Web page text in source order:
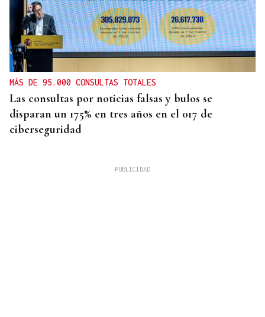
MÁS DE 95.000 CONSULTAS TOTALES
Las consultas por noticias falsas y bulos se
disparan un 175% en tres años en el 017 de
ciberseguridad